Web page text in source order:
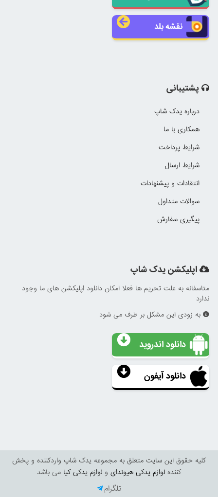
نقشه بلد
پشتیبانی
درباره یدک شاپ
همکاری با ما
شرایط پرداخت
شرایط ارسال
انتقادات و پیشنهادات
سوالات متداول
پیگیری سفارش
اپلیکشن یدک شاپ
متاسفانه به علت تحریم ها فعلا امکان دانلود اپلیکشن های ما وجود
ندارد
به زودی این مشکل بر طرف می شود
دانلود اندروید
دانلود آیفون
کليه حقوق اين سايت متعلق به مجموعه یدک شاپ واردکننده و پخش
کننده لوازم یدکی هیوندای و لوازم یدکی کیا می باشد
تلگرام